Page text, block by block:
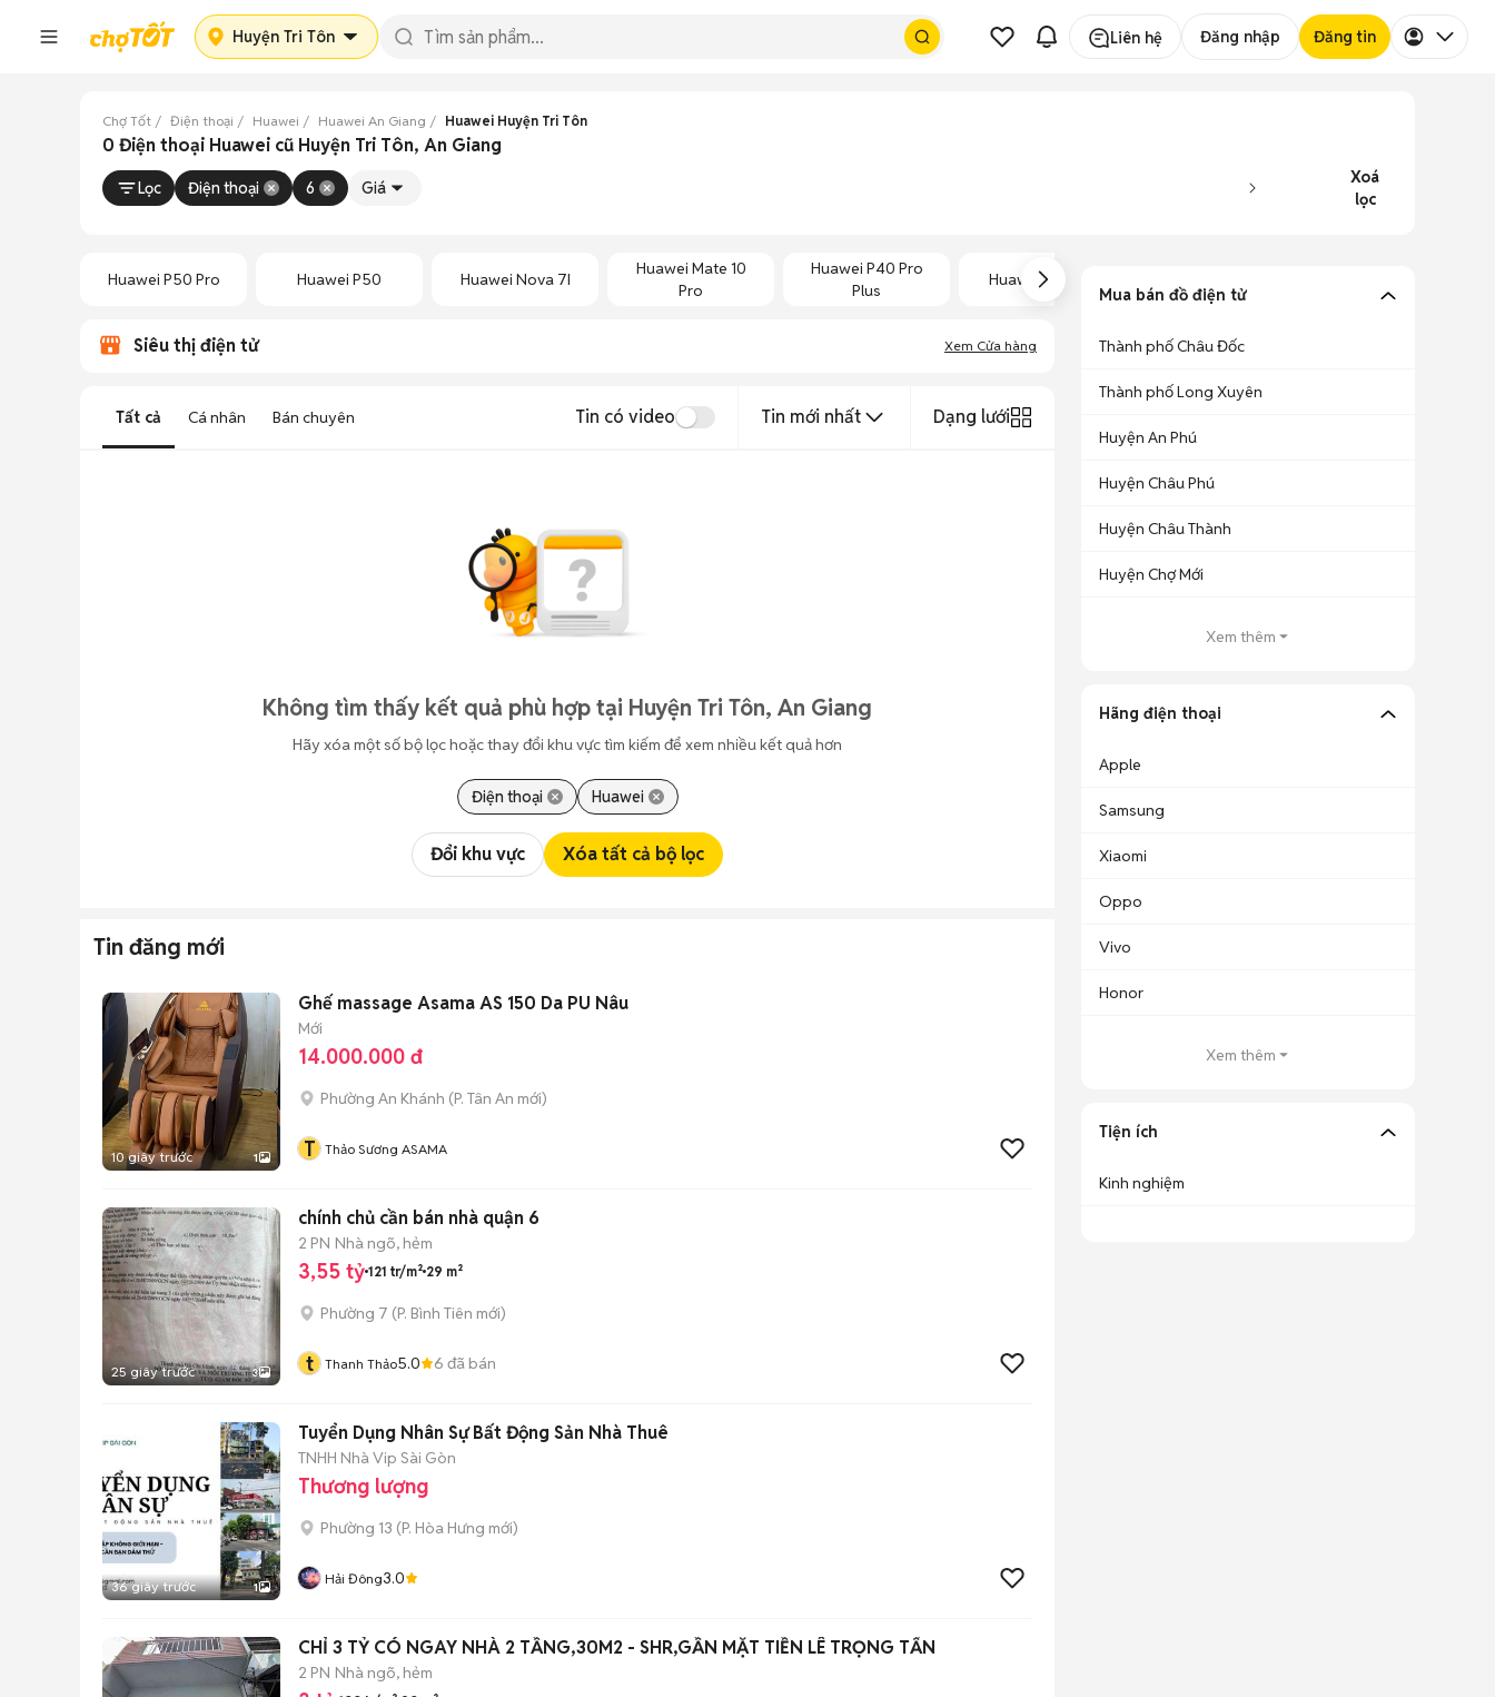
Huyện Tri Tôn Liên hệ Đăng nhập Đăng tin
Chợ Tốt Điện thoại Huawei Huawei An Giang Huawei Huyện Tri Tôn
0 Điện thoại Huawei cũ Huyện Tri Tôn, An Giang
Lọc Điện thoại 6 Giá
Xoá
lọc
Huawei P50 Pro Huawei P50 Huawei Nova 7I
Huawei Mate 10
Pro
Huawei P40 Pro
Plus
Huawei Nova 6
Siêu thị điện tử Xem Cửa hàng
Tất cả Cá nhân Bán chuyên Tin có video Tin mới nhất Dạng lưới
Không tìm thấy kết quả phù hợp tại Huyện Tri Tôn, An Giang
Hãy xóa một số bộ lọc hoặc thay đổi khu vực tìm kiếm để xem nhiều kết quả hơn
Điện thoại Huawei
Đổi khu vực Xóa tất cả bộ lọc
Tin đăng mới
10 giây trước 1
Ghế massage Asama AS 150 Da PU Nâu
Mới
14.000.000 đ
Phường An Khánh (P. Tân An mới)
T Thảo Sương ASAMA
25 giây trước 3
chính chủ cần bán nhà quận 6
2 PN Nhà ngõ, hẻm
3,55 tỷ 121 tr/m² 29 m²
Phường 7 (P. Bình Tiên mới)
t Thanh Thảo5.0 6 đã bán
36 giây trước 1
Tuyển Dụng Nhân Sự Bất Động Sản Nhà Thuê
TNHH Nhà Vip Sài Gòn
Thương lượng
Phường 13 (P. Hòa Hưng mới)
Hải Đông3.0
CHỈ 3 TỶ CÓ NGAY NHÀ 2 TẦNG,30M2 - SHR,GẦN MẶT TIỀN LÊ TRỌNG TẤN
2 PN Nhà ngõ, hẻm
Mua bán đồ điện tử
Thành phố Châu Đốc
Thành phố Long Xuyên
Huyện An Phú
Huyện Châu Phú
Huyện Châu Thành
Huyện Chợ Mới
Xem thêm
Hãng điện thoại
Apple
Samsung
Xiaomi
Oppo
Vivo
Honor
Xem thêm
Tiện ích
Kinh nghiệm